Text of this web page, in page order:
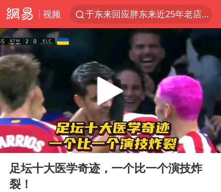
视频
于东来回应胖东来近25年老店年底关闭
浙江省甬江发生2026年第1号洪水
刘嘉玲晒与周星驰合照
独闯南太行的失联女生最后轨迹已确认
香港刷新1884年以来最高气温纪录
央视新主播李秋莹母校发文祝贺
上门女婿出轨女邻居多年被判重婚罪
上海全力守护市民“菜篮子”
Play
00:00 03:32
足坛十大医学奇迹，一个比一个演技炸
裂！